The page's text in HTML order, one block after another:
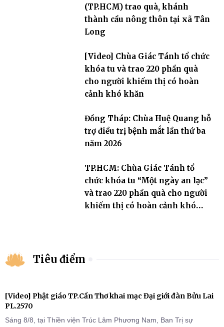
(TP.HCM) trao quà, khánh
thành cầu nông thôn tại xã Tân
Long
[Video] Chùa Giác Tánh tổ chức
khóa tu và trao 220 phần quà
cho người khiếm thị có hoàn
cảnh khó khăn
Đồng Tháp: Chùa Huệ Quang hỗ
trợ điều trị bệnh mắt lần thứ ba
năm 2026
TP.HCM: Chùa Giác Tánh tổ
chức khóa tu “Một ngày an lạc”
và trao 220 phần quà cho người
khiếm thị có hoàn cảnh khó
Tiêu điểm
[Video] Phật giáo TP.Cần Thơ khai mạc Đại giới đàn Bửu Lai
PL.2570
Sáng 8/8, tại Thiền viện Trúc Lâm Phương Nam, Ban Trị sự